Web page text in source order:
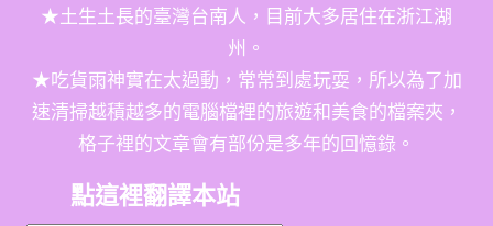
★土生土長的臺灣台南人，目前大多居住在浙江湖
州。
★吃貨雨神實在太過動，常常到處玩耍，所以為了加
速清掃越積越多的電腦檔裡的旅遊和美食的檔案夾，
格子裡的文章會有部份是多年的回憶錄。
點這裡翻譯本站